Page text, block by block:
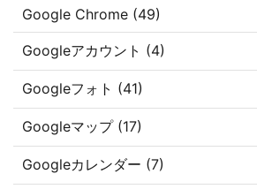
Google Chrome (49)
Googleアカウント (4)
Googleフォト (41)
Googleマップ (17)
Googleカレンダー (7)